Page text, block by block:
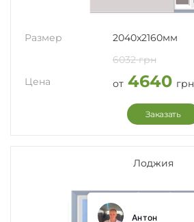
Размер
2040x2160мм
6032 грн
Цена
от 4640 грн
Заказать
Лоджия